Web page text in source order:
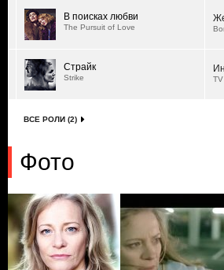
В поисках любви
The Pursuit of Love
Страйк
Strike
ВСЕ РОЛИ (2)
Фото